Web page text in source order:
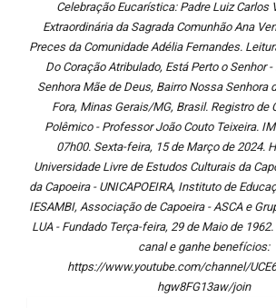
Celebração Eucarística: Padre Luiz Carlos
Extraordinária da Sagrada Comunhão Ana
Preces da Comunidade Adélia Fernandes.
Do Coração Atribulado, Está Perto o Senhor
Senhora Mãe de Deus, Bairro Nossa Senhora
Fora, Minas Gerais/MG, Brasil. Registro de
Polêmico - Professor João Couto Teixeira.
07h00. Sexta-feira, 15 de Março de 2024.
Universidade Livre de Estudos Culturais da
da Capoeira - UNICAPOEIRA, Instituto de
IESAMBI, Associação de Capoeira - ASCA e
LUA - Fundado Terça-feira, 29 de Maio de
canal e ganhe benefícios:
https://www.youtube.com/channel/
hgw8FG13aw/join